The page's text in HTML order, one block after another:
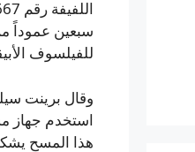
للفيلسوف
وقال برينت
استخدم جهاز